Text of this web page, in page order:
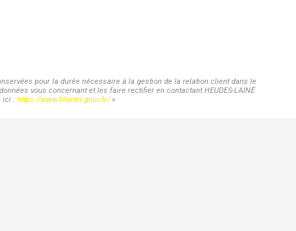
pour la durée nécessaire à la gestion de la relation client dans le
vous concernant et les faire rectifier en contactant HEUDES-LAINÉ
ici : https://www.bloctel.gouv.fr/»